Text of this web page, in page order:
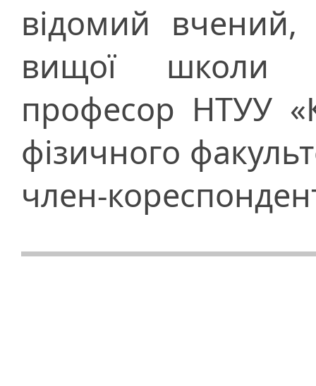
відомий вчений,
вищої школи
професор НТУУ
фізичного
член-